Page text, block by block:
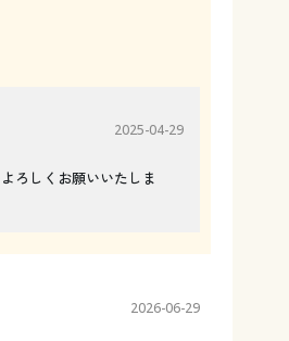
2025-04-29
ろしくお願いいたしま
2026-06-29